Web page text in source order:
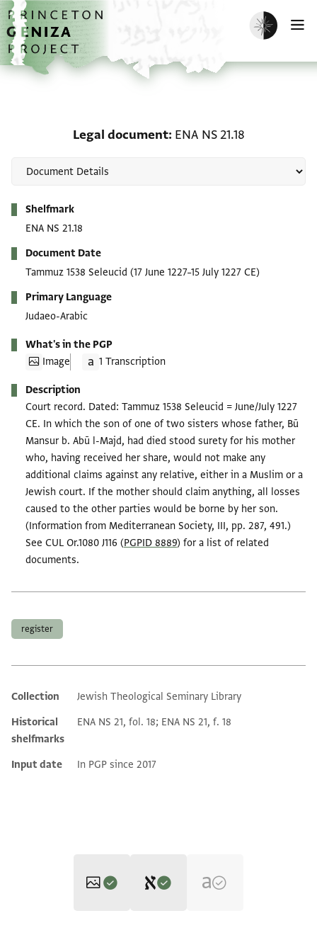
Skip to main content
home
Enable dark
Legal document ENA NS 21.18
Shelfmark
ENA NS 21.18
Document Date
Tammuz 1538 Seleucid (17 June 1227–15 July 1227 CE)
Primary Language
Judaeo-Arabic
What's in the PGP
Image
1 Transcription
Description
Court record. Dated: Tammuz 1538 Seleucid = June/July 1227
CE. In which the son of one of two sisters whose father, Bū
Mansur b. Abū l-Majd, had died stood surety for his mother
who, having received her share, would not make any
additional claims against any relative, either in a Muslim or a
Jewish court. If the mother should claim anything, all losses
caused to the other parties would be borne by her son.
(Information from Mediterranean Society, III, pp. 287, 491.)
See CUL Or.1080 J116 (PGPID 8889) for a list of related
documents.
register
Additional metadata
Collection
Jewish Theological Seminary Library
Historical
shelfmarks
ENA NS 21, fol. 18; ENA NS 21, f. 18
Input date In PGP since 2017